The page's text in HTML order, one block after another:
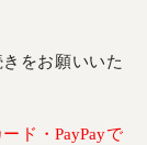
をお願いいた
ド・PayPayで